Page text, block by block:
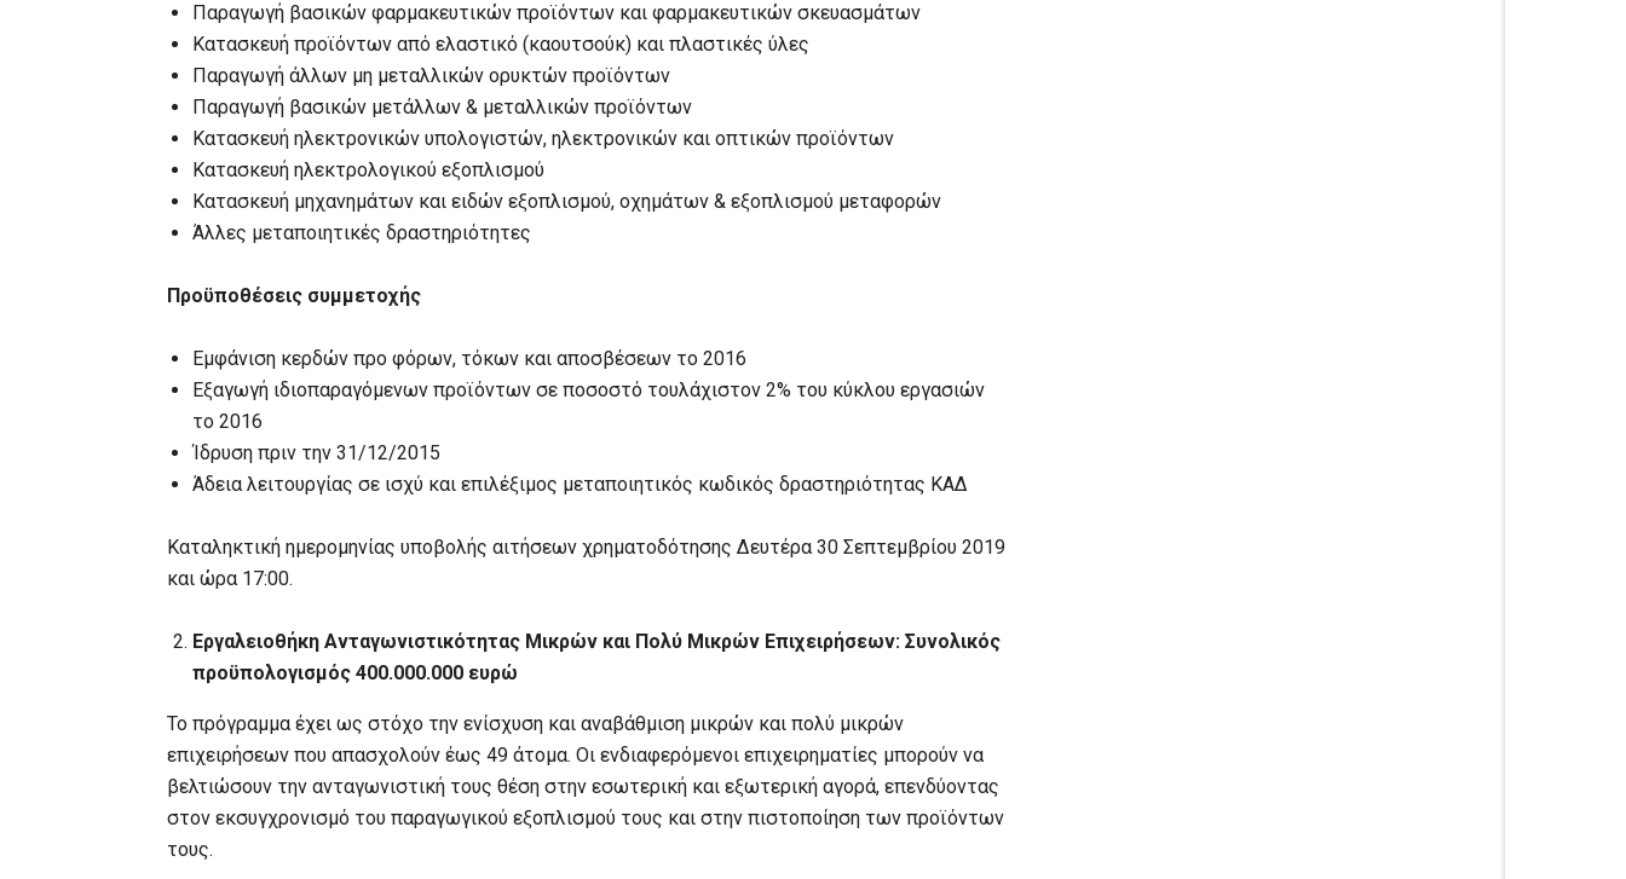
Παραγωγή βασικών φαρμακευτικών προϊόντων και φαρμακευτικών σκευασμάτων
Κατασκευή προϊόντων από ελαστικό (καουτσούκ) και πλαστικές ύλες
Παραγωγή άλλων μη μεταλλικών ορυκτών προϊόντων
Παραγωγή βασικών μετάλλων & μεταλλικών προϊόντων
Κατασκευή ηλεκτρονικών υπολογιστών, ηλεκτρονικών και οπτικών προϊόντων
Κατασκευή ηλεκτρολογικού εξοπλισμού
Κατασκευή μηχανημάτων και ειδών εξοπλισμού, οχημάτων & εξοπλισμού μεταφορών
Άλλες μεταποιητικές δραστηριότητες
Προϋποθέσεις συμμετοχής
Εμφάνιση κερδών προ φόρων, τόκων και αποσβέσεων το 2016
Εξαγωγή ιδιοπαραγόμενων προϊόντων σε ποσοστό τουλάχιστον 2% του κύκλου εργασιών
το 2016
Ίδρυση πριν την 31/12/2015
Άδεια λειτουργίας σε ισχύ και επιλέξιμος μεταποιητικός κωδικός δραστηριότητας ΚΑΔ
Καταληκτική ημερομηνίας υποβολής αιτήσεων χρηματοδότησης Δευτέρα 30 Σεπτεμβρίου 2019
και ώρα 17:00.
Εργαλειοθήκη Ανταγωνιστικότητας Μικρών και Πολύ Μικρών Επιχειρήσεων: Συνολικός
προϋπολογισμός 400.000.000 ευρώ
Το πρόγραμμα έχει ως στόχο την ενίσχυση και αναβάθμιση μικρών και πολύ μικρών
επιχειρήσεων που απασχολούν έως 49 άτομα. Οι ενδιαφερόμενοι επιχειρηματίες μπορούν να
βελτιώσουν την ανταγωνιστική τους θέση στην εσωτερική και εξωτερική αγορά, επενδύοντας
στον εκσυγχρονισμό του παραγωγικού εξοπλισμού τους και στην πιστοποίηση των προϊόντων
τους.